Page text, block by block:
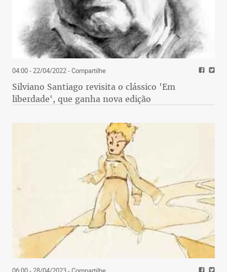
04:00 - 22/04/2022- Compartilhe
Silviano Santiago revisita o clássico 'Em
liberdade', que ganha nova edição